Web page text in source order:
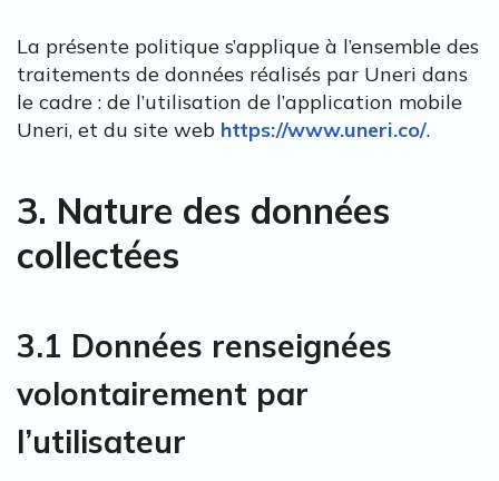
La présente politique s’applique à l’ensemble des
traitements de données réalisés par Uneri dans
le cadre : de l’utilisation de l’application mobile
Uneri, et du site web https://www.uneri.co/.
3. Nature des données
collectées
3.1 Données renseignées
volontairement par
l’utilisateur